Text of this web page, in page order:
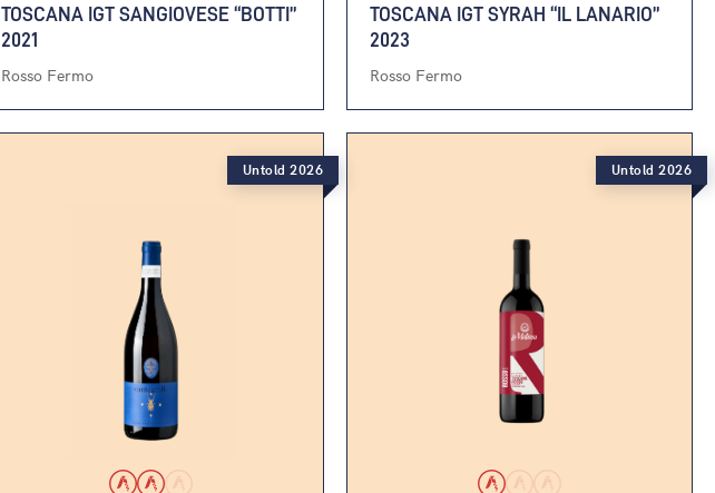
TOSCANA IGT SANGIOVESE “BOTTI”
2021
Rosso Fermo
TOSCANA IGT SYRAH “IL LANARIO”
2023
Rosso Fermo
Untold 2026 Untold 2026